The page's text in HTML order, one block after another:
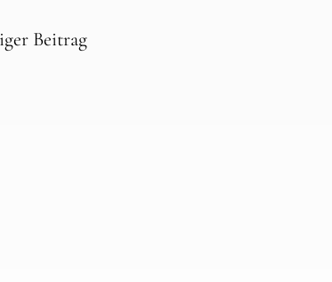
Beitrag